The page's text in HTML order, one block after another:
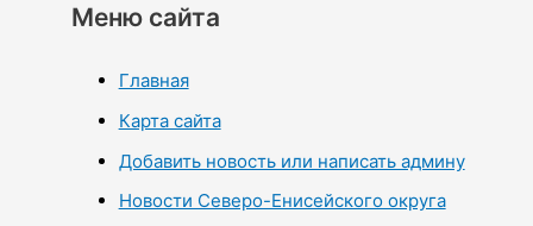
Меню сайта
Главная
Карта сайта
Добавить новость или написать админу
Новости Северо-Енисейского округа